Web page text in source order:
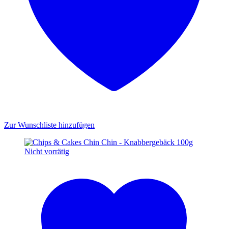
Zur Wunschliste hinzufügen
Nicht vorrätig